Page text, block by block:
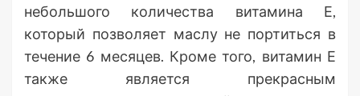
небольшого количества витамина Е,
который позволяет маслу не портиться в
течение 6 месяцев. Кроме того, витамин Е
также является прекрасным